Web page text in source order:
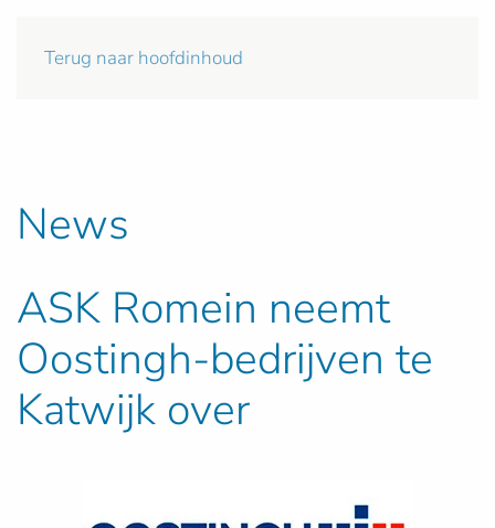
Terug naar hoofdinhoud
News
ASK Romein neemt
Oostingh-bedrijven te
Katwijk over